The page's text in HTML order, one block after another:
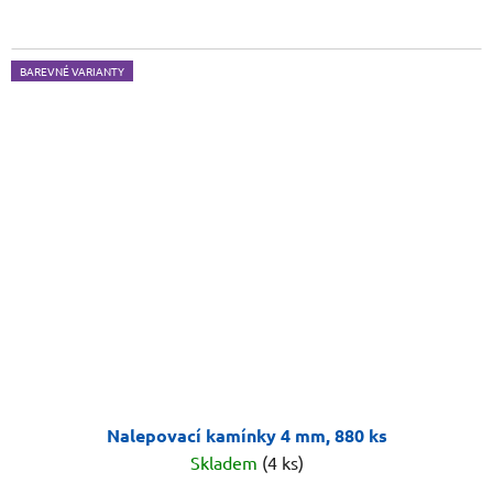
BAREVNÉ VARIANTY
Nalepovací kamínky 4 mm, 880 ks
Skladem (4 ks)